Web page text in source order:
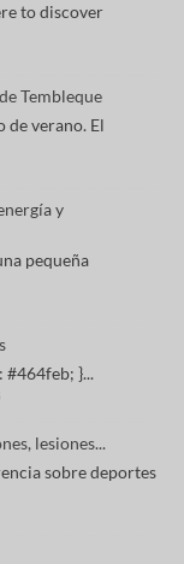
to discover
Tembleque
de verano. El
y
pequeña
}...
lesiones...
sobre deportes